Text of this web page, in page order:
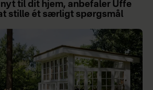
til dit hjem, anbefaler Uffe
stille ét særligt spørgsmål